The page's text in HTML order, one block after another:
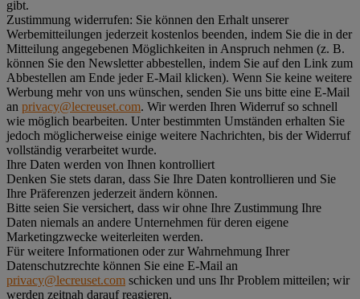
gibt.
Zustimmung widerrufen: Sie können den Erhalt unserer
Werbemitteilungen jederzeit kostenlos beenden, indem Sie die in der
Mitteilung angegebenen Möglichkeiten in Anspruch nehmen (z. B.
können Sie den Newsletter abbestellen, indem Sie auf den Link zum
Abbestellen am Ende jeder E-Mail klicken). Wenn Sie keine weitere
Werbung mehr von uns wünschen, senden Sie uns bitte eine E-Mail
an privacy@lecreuset.com. Wir werden Ihren Widerruf so schnell
wie möglich bearbeiten. Unter bestimmten Umständen erhalten Sie
jedoch möglicherweise einige weitere Nachrichten, bis der Widerruf
vollständig verarbeitet wurde.
Ihre Daten werden von Ihnen kontrolliert
Denken Sie stets daran, dass Sie Ihre Daten kontrollieren und Sie
Ihre Präferenzen jederzeit ändern können.
Bitte seien Sie versichert, dass wir ohne Ihre Zustimmung Ihre
Daten niemals an andere Unternehmen für deren eigene
Marketingzwecke weiterleiten werden.
Für weitere Informationen oder zur Wahrnehmung Ihrer
Datenschutzrechte können Sie eine E-Mail an
privacy@lecreuset.com schicken und uns Ihr Problem mitteilen; wir
werden zeitnah darauf reagieren.